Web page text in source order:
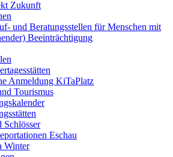
Zukunft
und Beratungsstellen für Menschen mit
Beeinträchtigung
Anmeldung KiTaPlatz
Tourismus
Schlösser
Eschau
Winter